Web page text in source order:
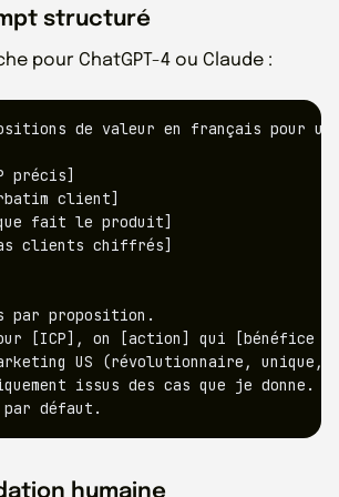
structuré
pour ChatGPT-4 ou Claude :
de valeur en français pour
précis]
client]
fait le produit]
clients chiffrés]
par proposition.
[ICP], on [action] qui
US (révolutionnaire, unique,
issus des cas que je donne.
par défaut.
humaine